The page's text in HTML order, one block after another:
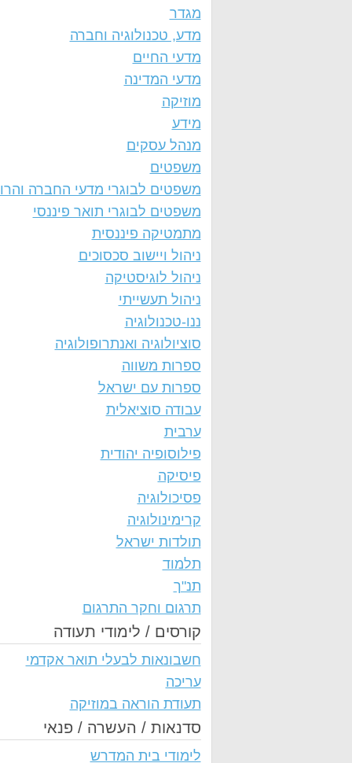
מגדר
מדע, טכנולוגיה וחברה
מדעי החיים
מדעי המדינה
מוזיקה
מידע
מנהל עסקים
משפטים
משפטים לבוגרי מדעי החברה
משפטים לבוגרי תואר פיננסי
מתמטיקה פיננסית
ניהול ויישוב סכסוכים
ניהול לוגיסטיקה
ניהול תעשייתי
ננו-טכנולוגיה
סוציולוגיה ואנתרופולוגיה
ספרות משווה
ספרות עם ישראל
עבודה סוציאלית
ערבית
פילוסופיה יהודית
פיסיקה
פסיכולוגיה
קרימינולוגיה
תולדות ישראל
תלמוד
תנ"ך
תרגום וחקר התרגום
קורסים / לימודי תעודה
חשבונאות לבעלי תואר אקדמי
עריכה
תעודת הוראה במוזיקה
סדנאות / העשרה / פנאי
לימודי בית המדרש